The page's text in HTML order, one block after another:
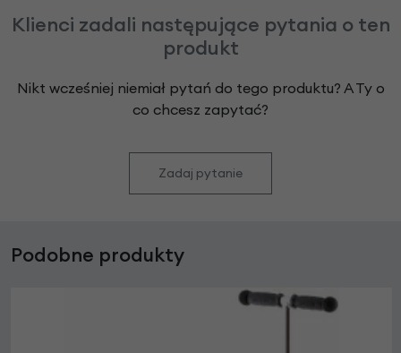
Klienci zadali następujące pytania o ten
produkt
Nikt wcześniej niemiał pytań do tego produktu? A Ty o
co chcesz zapytać?
Zadaj pytanie
Podobne produkty